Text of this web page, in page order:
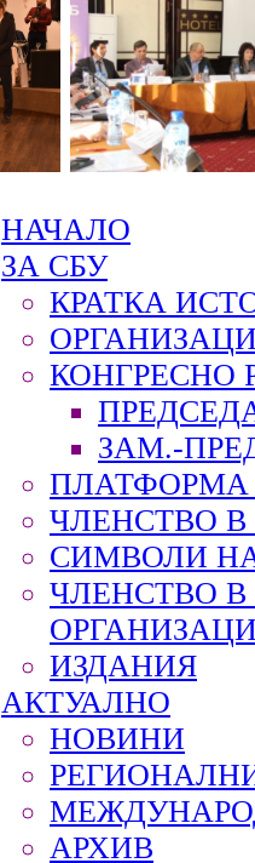
НАЧАЛО
ЗА СБУ
КРАТКА
КОНГРЕСНО
ЗАМ.-
ПЛАТФОРМА
ЧЛЕНСТВО В
СИМВОЛИ
ЧЛЕНСТВО
ИЗДАНИЯ
АКТУАЛНО
НОВИНИ
АРХИВ